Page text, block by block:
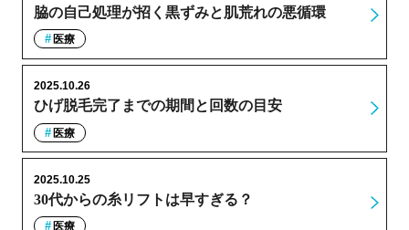
脇の自己処理が招く黒ずみと肌荒れの悪循環
医療
ひげ脱毛完了までの期間と回数の目安
2025.10.26
医療
30代からの糸リフトは早すぎる？
2025.10.25
医療